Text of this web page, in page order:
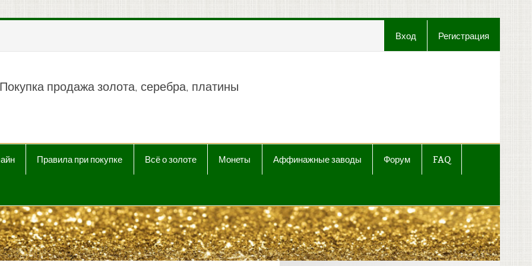
Вход Регистрация
продать Au, Ag, Pt
Покупка продажа золота, серебра, платины
Правила при покупке Всё о золоте Монеты Аффинажные заводы Форум FAQ